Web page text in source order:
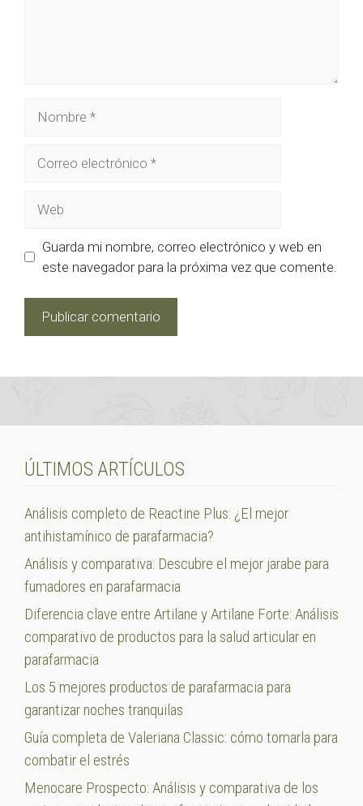
electrónico
Guarda mi nombre, correo electrónico y web en
este navegador para la próxima vez que comente.
ÚLTIMOS ARTÍCULOS
Análisis completo de Reactine Plus: ¿El mejor
antihistamínico de parafarmacia?
Análisis y comparativa: Descubre el mejor jarabe para
fumadores en parafarmacia
Diferencia clave entre Artilane y Artilane Forte: Análisis
comparativo de productos para la salud articular en
parafarmacia
Los 5 mejores productos de parafarmacia para
garantizar noches tranquilas
Guía completa de Valeriana Classic: cómo tomarla para
combatir el estrés
Menocare Prospecto: Análisis y comparativa de los